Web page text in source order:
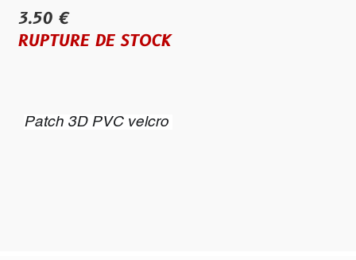
3.50 €
RUPTURE DE STOCK
Patch 3D PVC velcro